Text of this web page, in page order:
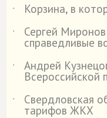
˙
Корзина, в
˙
Сергей
справедливые
˙
Андрей
Всероссийской
˙
Свердловская
тарифов ЖКХ